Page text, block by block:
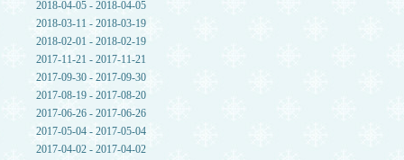
2018-04-05 - 2018-04-05
2018-03-11 - 2018-03-19
2018-02-01 - 2018-02-19
2017-11-21 - 2017-11-21
2017-09-30 - 2017-09-30
2017-08-19 - 2017-08-20
2017-06-26 - 2017-06-26
2017-05-04 - 2017-05-04
2017-04-02 - 2017-04-02